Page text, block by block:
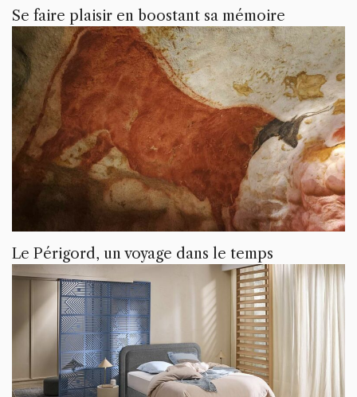
Se faire plaisir en boostant sa mémoire
Le Périgord, un voyage dans le temps